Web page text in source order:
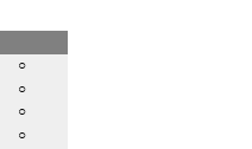
○
○
○
○